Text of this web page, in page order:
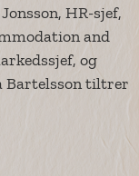
HR-sjef,
and
og
Bartelsson tiltrer